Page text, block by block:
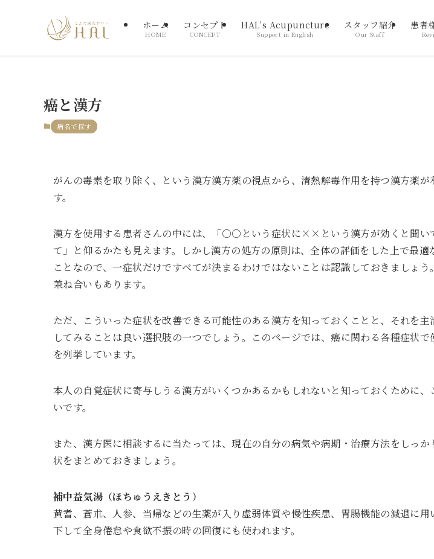
ホーム
HOME
コンセプト
CONCEPT
HAL’s Acupuncture
Support in English
スタッフ紹介
Our Staff
患者
癌と漢方
病名で探す
がんの毒素を取り除く、という漢方漢方薬の視点から、清熱解毒作用を持つ漢方薬が
す。
漢方を使用する患者さんの中には、「○○という症状に××という漢方が効くと聞い
て」と仰るかたも見えます。しかし漢方の処方の原則は、全体の評価をした上で最適
ことなので、一症状だけですべてが決まるわけではないことは認識しておきましょ
兼ね合いもあります。
ただ、こういった症状を改善できる可能性のある漢方を知っておくことと、それを
してみることは良い選択肢の一つでしょう。このページでは、癌に関わる各種症状
を列挙しています。
本人の自覚症状に寄与しうる漢方がいくつかあるかもしれないと知っておくために
いです。
また、漢方医に相談するに当たっては、現在の自分の病気や病期・治療方法をしっ
状をまとめておきましょう。
補中益気湯（ほちゅうえきとう）
黄耆、蒼朮、人参、当帰などの生薬が入り虚弱体質や慢性疾患、胃腸機能の減退に
下して全身倦怠や食欲不振の時の回復にも使われます。